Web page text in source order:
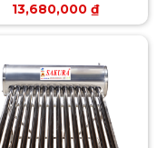
13,680,000₫